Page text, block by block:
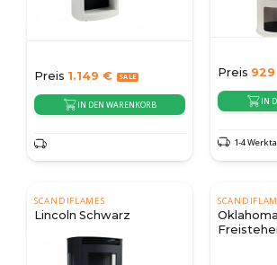
Preis 1.149 €
IN DEN WARENKORB
Preis 929
IN
1-4
SCANDIFLAMES
Lincoln Schwarz